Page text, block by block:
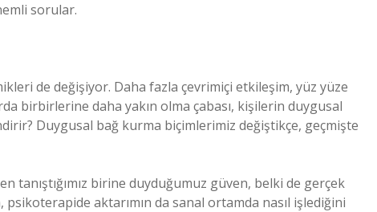
sorular.
de değişiyor. Daha fazla çevrimiçi etkileşim, yüz yüze
birbirlerine daha yakın olma çabası, kişilerin duygusal
Duygusal bağ kurma biçimlerimiz değiştikçe, geçmişte
tanıştığımız birine duyduğumuz güven, belki de gerçek
aktarımın da sanal ortamda nasıl işlediğini